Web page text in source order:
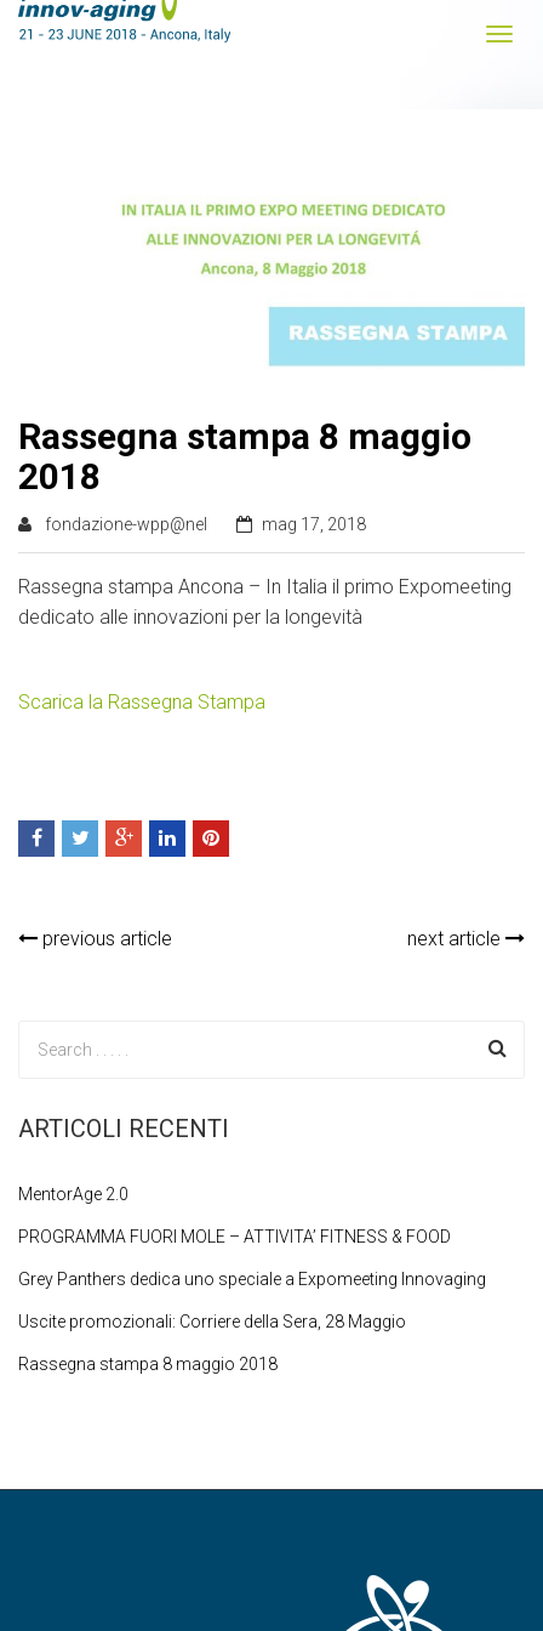
Rassegna stampa 8 maggio
2018
fondazione-wpp@nel mag 17, 2018
Rassegna stampa Ancona – In Italia il primo Expomeeting
dedicato alle innovazioni per la longevità
Scarica la Rassegna Stampa
previous article next article
ARTICOLI RECENTI
MentorAge 2.0
PROGRAMMA FUORI MOLE – ATTIVITA’ FITNESS & FOOD
Grey Panthers dedica uno speciale a Expomeeting Innovaging
Uscite promozionali: Corriere della Sera, 28 Maggio
Rassegna stampa 8 maggio 2018